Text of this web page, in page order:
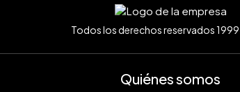
Todos los derechos reservados
Quiénes somos